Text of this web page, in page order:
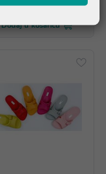
Dodaj u košaricu